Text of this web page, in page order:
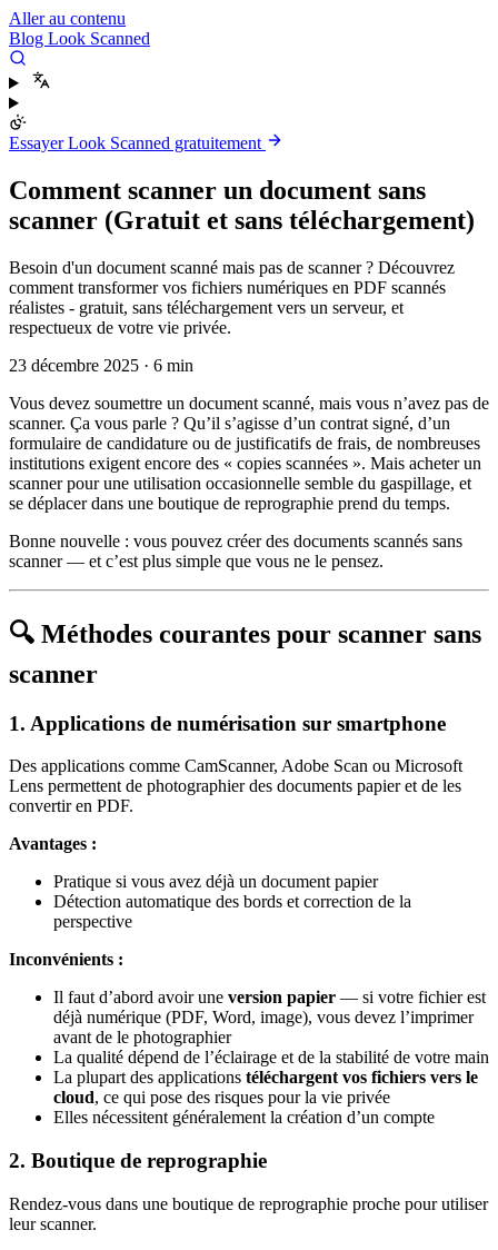
Aller au contenu
Blog Look Scanned
Essayer Look Scanned gratuitement
Comment scanner un document sans
scanner (Gratuit et sans téléchargement)
Besoin d'un document scanné mais pas de scanner ? Découvrez
comment transformer vos fichiers numériques en PDF scannés
réalistes - gratuit, sans téléchargement vers un serveur, et
respectueux de votre vie privée.
23 décembre 2025 · 6 min
Vous devez soumettre un document scanné, mais vous n’avez pas de
scanner. Ça vous parle ? Qu’il s’agisse d’un contrat signé, d’un
formulaire de candidature ou de justificatifs de frais, de nombreuses
institutions exigent encore des « copies scannées ». Mais acheter un
scanner pour une utilisation occasionnelle semble du gaspillage, et
se déplacer dans une boutique de reprographie prend du temps.
Bonne nouvelle : vous pouvez créer des documents scannés sans
scanner — et c’est plus simple que vous ne le pensez.
🔍 Méthodes courantes pour scanner sans
scanner
1. Applications de numérisation sur smartphone
Des applications comme CamScanner, Adobe Scan ou Microsoft
Lens permettent de photographier des documents papier et de les
convertir en PDF.
Avantages :
Pratique si vous avez déjà un document papier
Détection automatique des bords et correction de la
perspective
Inconvénients :
Il faut d’abord avoir une version papier — si votre fichier est
déjà numérique (PDF, Word, image), vous devez l’imprimer
avant de le photographier
La qualité dépend de l’éclairage et de la stabilité de votre main
La plupart des applications téléchargent vos fichiers vers le
cloud, ce qui pose des risques pour la vie privée
Elles nécessitent généralement la création d’un compte
2. Boutique de reprographie
Rendez-vous dans une boutique de reprographie proche pour utiliser
leur scanner.